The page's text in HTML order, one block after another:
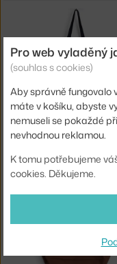
HAY
Skladem 3 ks, 880 Kč
Pro web vyladěný
(souhlas s cookies)
Aby správně fungovalo
máte v košíku, abyste
nemuseli se pokaždé
nevhodnou reklamou.
K tomu potřebujeme
cookies. Děkujeme.